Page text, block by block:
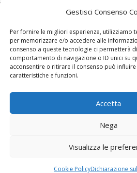
Gestisci Consenso
Per fornire le migliori esperienze, utilizziamo
per memorizzare e/o accedere alle
consenso a queste tecnologie ci permetterà
comportamento di navigazione o ID unici su
acconsentire o ritirare il consenso può
caratteristiche e funzioni.
Accetta
Nega
Visualizza le
Cookie PolicyDichiarazione
La Redazione
Direttore responsabile:
Critica Letteraria:Ambrogio Bianchi
Ada Simoni
Copyright © 2022 Giornale Cangrande.